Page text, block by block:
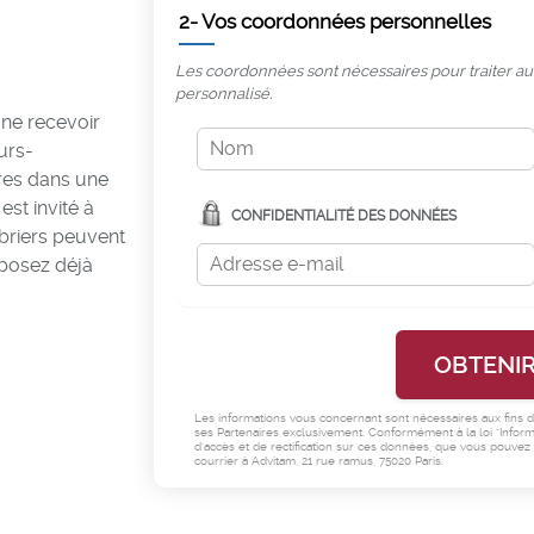
recevoir
dans une
invité à
peuvent
déjà
2- Vos coordonnées personnelles
Les coordonnées sont nécessaires pour traiter
personnalisé.
CONFIDENTIALITÉ DES DONNÉES
Les informations vous concernant sont nécessaires aux
ses Partenaires exclusivement. Conformément à la loi
d'accès et de rectification sur ces données, que vous
courrier à Advitam, 21 rue ramus, 75020 Paris.